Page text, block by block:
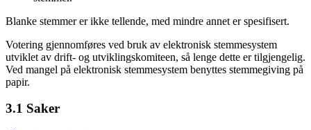
Blanke stemmer er ikke tellende, med mindre annet er spesifisert.
Votering gjennomføres ved bruk av elektronisk stemmesystem
utviklet av drift- og utviklingskomiteen, så lenge dette er tilgjengelig.
Ved mangel på elektronisk stemmesystem benyttes stemmegiving på
papir.
3.1 Saker